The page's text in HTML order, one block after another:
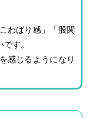
わばり感」「股関
す。
感じるようになり